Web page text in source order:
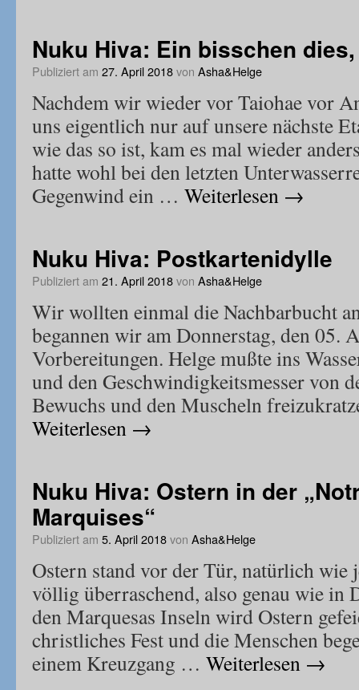
Nuku Hiva: Ein bisschen
Publiziert am 27. April 2018von Asha&Helge
Nachdem wir wieder vor Taiohae vor
uns eigentlich nur auf unsere nächste
wie das so ist, kam es mal wieder
hatte wohl bei den letzten
Gegenwind ein … Weiterlesen →
Nuku Hiva: Postkartenidylle
Publiziert am 21. April 2018von Asha&Helge
Wir wollten einmal die Nachbarbucht
begannen wir am Donnerstag, den 05.
Vorbereitungen. Helge mußte ins
und den Geschwindigkeitsmesser von
Bewuchs und den Muscheln
Weiterlesen →
Nuku Hiva: Ostern in der
Marquises“
Publiziert am 5. April 2018von Asha&Helge
Ostern stand vor der Tür, natürlich wie
völlig überraschend, also genau wie in
den Marquesas Inseln wird Ostern
christliches Fest und die Menschen
einem Kreuzgang … Weiterlesen →